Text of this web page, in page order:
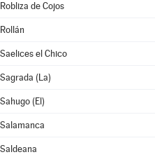
Robliza de Cojos
Rollán
Saelices el Chico
Sagrada (La)
Sahugo (El)
Salamanca
Saldeana